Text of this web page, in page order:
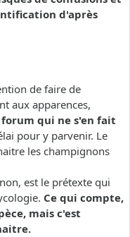
d'après
de faire de
aux apparences,
qui ne s'en fait
pour y parvenir. Le
les champignons
est le prétexte qui
Ce qui compte,
mais c'est